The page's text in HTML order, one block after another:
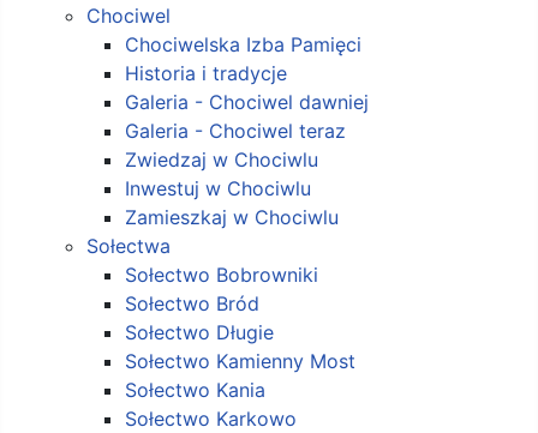
Chociwel
Chociwelska Izba Pamięci
Historia i tradycje
Galeria - Chociwel dawniej
Galeria - Chociwel teraz
Zwiedzaj w Chociwlu
Inwestuj w Chociwlu
Zamieszkaj w Chociwlu
Sołectwa
Sołectwo Bobrowniki
Sołectwo Bród
Sołectwo Długie
Sołectwo Kamienny Most
Sołectwo Kania
Sołectwo Karkowo